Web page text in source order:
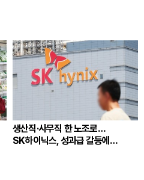
생산직·사무직 한 노조로…
SK하이닉스, 성과급 갈등에